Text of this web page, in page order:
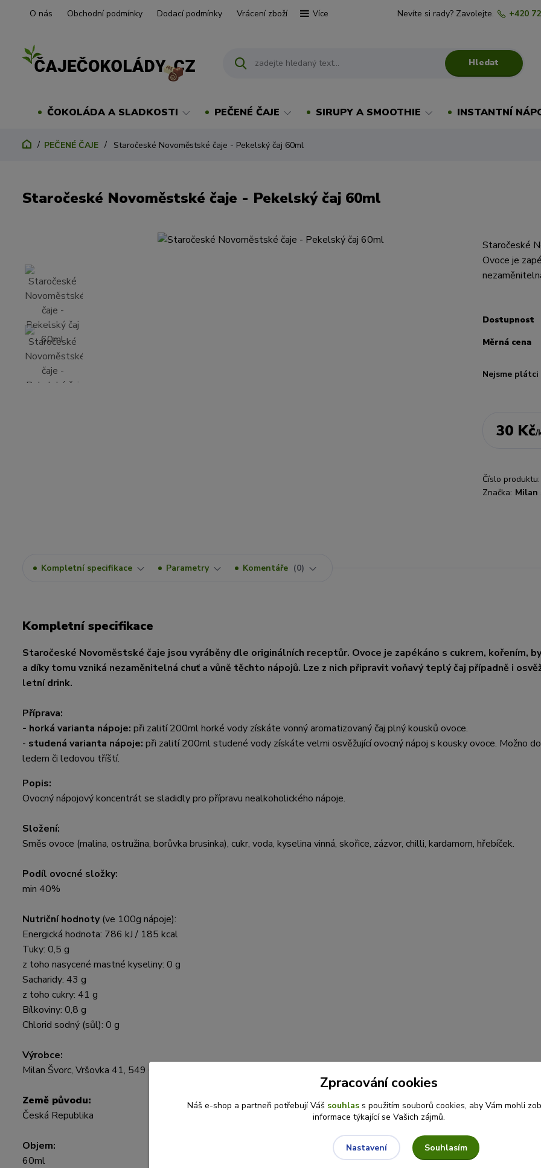
O nás Obchodní podmínky Dodací podmínky Vrácení zboží Více
Hledat
Nevíte si rady? Zavolejte. +420
ČOKOLÁDA A SLADKOSTI PEČENÉ ČAJE SIRUPY A SMOOTHIE INSTANTNÍ
PEČENÉ ČAJE Staročeské Novoměstské čaje - Pekelský čaj 60ml
Staročeské Novoměstské čaje - Pekelský čaj 60ml
Staročeské
Ovoce je
Dostupnost
Měrná cena
Nejsme plátci
30 Kč/
Číslo produktu:
Značka: Milan
Kompletní specifikace Parametry Komentáře 0
Kompletní specifikace
Staročeské Novoměstské čaje jsou vyráběny dle originálních receptůr. Ovoce je zapékáno s cukrem, kořením,
a díky tomu vzniká nezaměnitelná chuť a vůně těchto nápojů. Lze z nich připravit voňavý teplý čaj případně i
letní drink.
Příprava:
- horká varianta nápoje: při zalití 200ml horké vody získáte vonný aromatizovaný čaj plný kousků ovoce.
- studená varianta nápoje: při zalití 200ml studené vody získáte velmi osvěžující ovocný nápoj s kousky ovoce. Možno
ledem či ledovou tříští.
Popis:
Ovocný nápojový koncentrát se sladidly pro přípravu nealkoholického nápoje.
Složení:
Směs ovoce (malina, ostružina, borůvka brusinka), cukr, voda, kyselina vinná, skořice, zázvor, chilli, kardamom, hřebíček.
Podíl ovocné složky:
min 40%
Nutriční hodnoty(ve 100g nápoje):
Energická hodnota: 786 kJ / 185 kcal
Tuky: 0,5 g
z toho nasycené mastné kyseliny: 0 g
Sacharidy: 43 g
z toho cukry: 41 g
Bílkoviny: 0,8 g
Chlorid sodný (sůl): 0 g
Výrobce:
Milan Švorc, Vršovka 41, 549 01 Vršovka
Země původu:
Česká Republika
Objem:
60ml
Zpracování cookies
Náš e-shop a partneři potřebují Váš souhlass použitím souborů cookies, aby Vám mohli
informace týkající se Vašich zájmů.
Nastavení Souhlasím